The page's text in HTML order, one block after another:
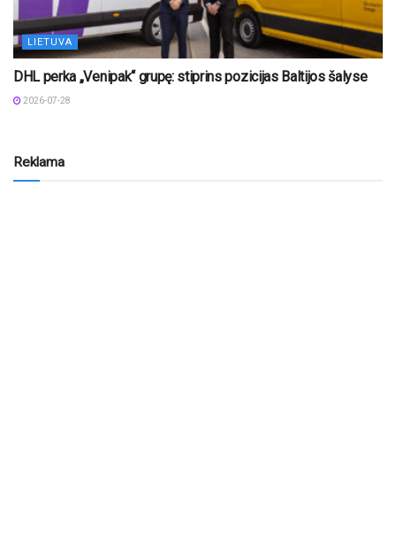
LIETUVA
DHL perka „Venipak“ grupę: stiprins pozicijas Baltijos šalyse
2026-07-28
Reklama